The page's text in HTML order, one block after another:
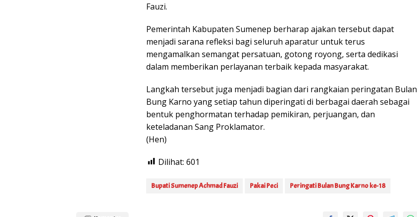
Fauzi.
Pemerintah Kabupaten Sumenep berharap ajakan tersebut dapat
menjadi sarana refleksi bagi seluruh aparatur untuk terus
mengamalkan semangat persatuan, gotong royong, serta dedikasi
dalam memberikan perlayanan terbaik kepada masyarakat.
Langkah tersebut juga menjadi bagian dari rangkaian peringatan Bulan
Bung Karno yang setiap tahun diperingati di berbagai daerah sebagai
bentuk penghormatan terhadap pemikiran, perjuangan, dan
keteladanan Sang Proklamator.
(Hen)
Dilihat: 601
Bupati Sumenep Achmad Fauzi Pakai Peci Peringati Bulan Bung Karno ke-18